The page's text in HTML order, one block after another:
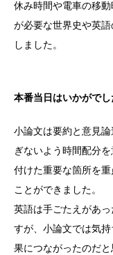
休み時間や電車の移
が必要な世界史や英
しました。
本番当日はいかがでし
小論文は要約と意見
ぎないよう時間配分
付けた重要な箇所を
ことができました。
英語は手ごたえがあ
すが、小論文では気
果につながったのだと